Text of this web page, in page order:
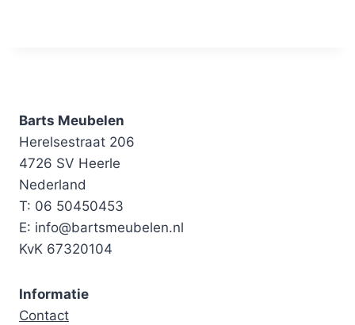
Barts Meubelen
Herelsestraat 206
4726 SV Heerle
Nederland
T: 06 50450453
E: info@bartsmeubelen.nl
KvK 67320104
Informatie
Contact